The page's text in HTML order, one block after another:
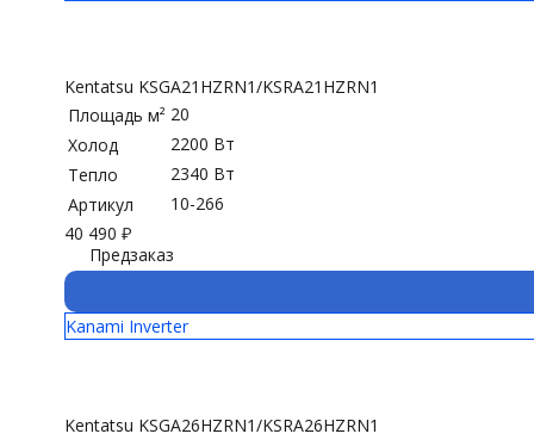
Kentatsu KSGA21HZRN1/KSRA21HZRN1
Площадь м² 20
Холод
2200 Вт
Тепло
2340 Вт
Артикул
10-266
40 490 ₽
Предзаказ
Kanami Inverter
Kentatsu KSGA26HZRN1/KSRA26HZRN1